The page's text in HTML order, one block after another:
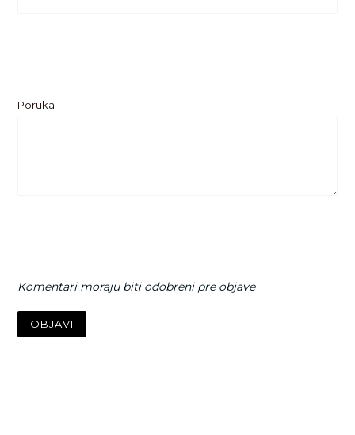
Poruka
Komentari moraju biti odobreni pre objave